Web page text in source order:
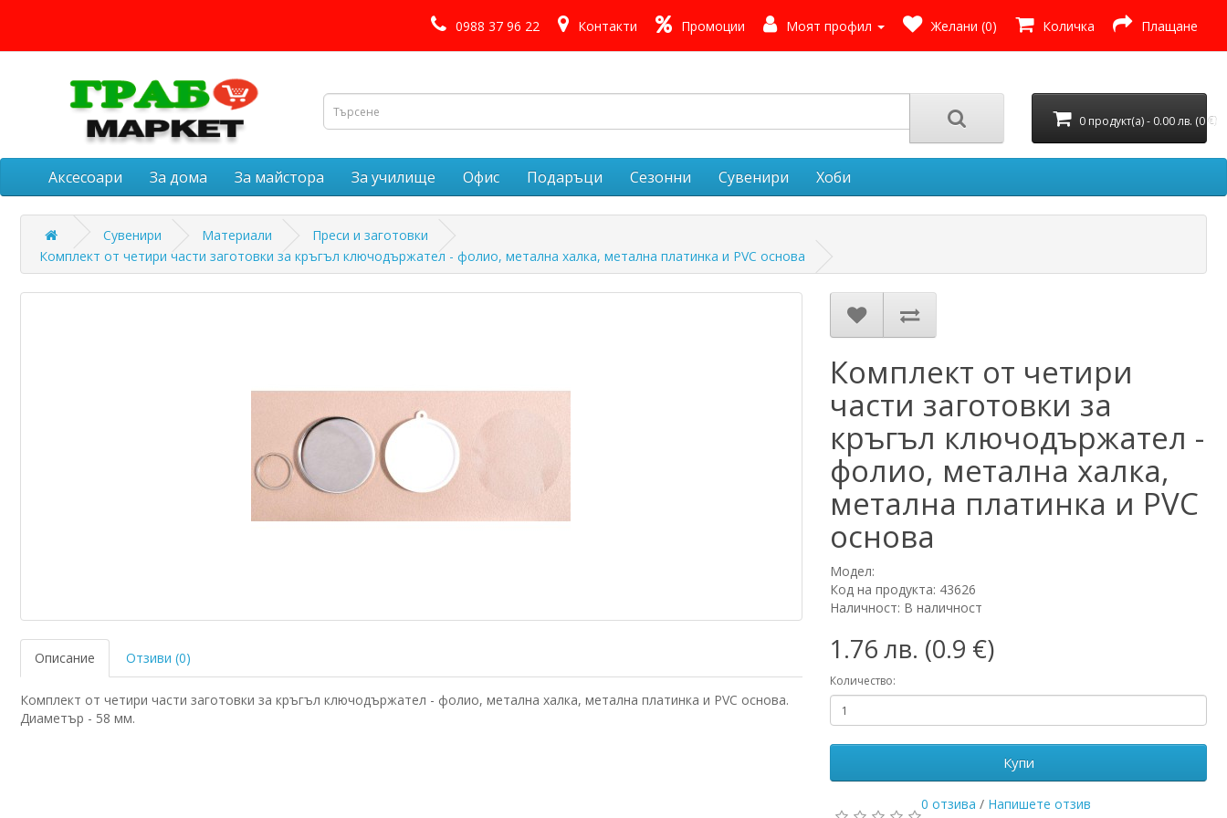
0988 37 96 22 Контакти Промоции Моят профил Желани (0) Количка Плащане
0 продукт(а) - 0.00 лв. (0 €)
Аксесоари За дома За майстора За училище Офис Подаръци Сезонни Сувенири Хоби
Сувенири Материали
Преси и заготовки
Комплект от четири части заготовки за кръгъл ключодържател - фолио, метална халка, метална платинка и PVC основа
Описание Отзиви (0)
Комплект от четири части заготовки за кръгъл ключодържател - фолио, метална халка, метална платинка и PVC основа.
Диаметър - 58 мм.
Комплект от четири
части заготовки за
кръгъл ключодържател -
фолио, метална халка,
метална платинка и PVC
основа
Модел:
Код на продукта: 43626
Наличност: В наличност
1.76 лв. (0.9 €)
Количество:
Купи
0 отзива / Напишете отзив